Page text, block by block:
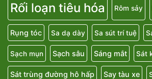
Rối loạn tiêu hóa Rôm sảy
Rụng tóc Sa dạ dày Sa sút trí tuệ
Sạch mụn Sạch sâu Sáng mắt Sát
Sát trùng đường hô hấp Say tàu xe